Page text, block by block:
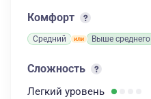
Комфорт
Средний Выше среднего
Сложность
Легкий уровень